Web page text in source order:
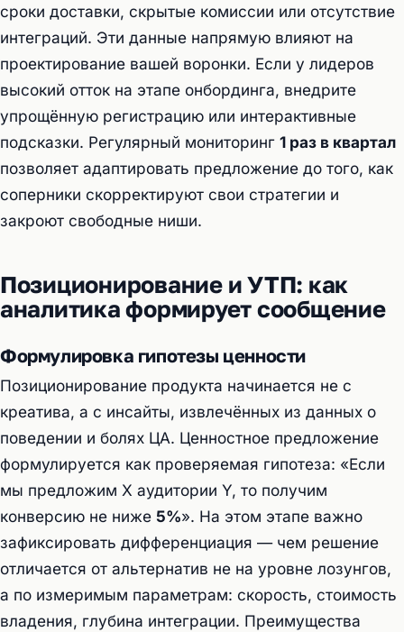
сроки доставки, скрытые комиссии или отсутствие
интеграций. Эти данные напрямую влияют на
проектирование вашей воронки. Если у лидеров
высокий отток на этапе онбординга, внедрите
упрощённую регистрацию или интерактивные
подсказки. Регулярный мониторинг 1 раз в квартал
позволяет адаптировать предложение до того, как
соперники скорректируют свои стратегии и
закроют свободные ниши.
Позиционирование и УТП: как
аналитика формирует сообщение
Формулировка гипотезы ценности
Позиционирование продукта начинается не с
креатива, а с инсайты, извлечённых из данных о
поведении и болях ЦА. Ценностное предложение
формулируется как проверяемая гипотеза: «Если
мы предложим Х аудитории Y, то получим
конверсию не ниже 5%». На этом этапе важно
зафиксировать дифференциация — чем решение
отличается от альтернатив не на уровне лозунгов,
а по измеримым параметрам: скорость, стоимость
владения, глубина интеграции. Преимущества